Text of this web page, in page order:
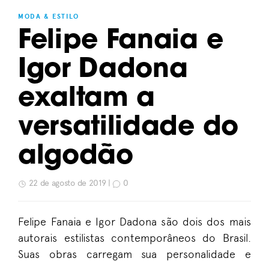
MODA & ESTILO
Felipe Fanaia e
Igor Dadona
exaltam a
versatilidade do
algodão
22 de agosto de 2019 | 0
Felipe Fanaia e Igor Dadona são dois dos mais
autorais estilistas contemporâneos do Brasil.
Suas obras carregam sua personalidade e